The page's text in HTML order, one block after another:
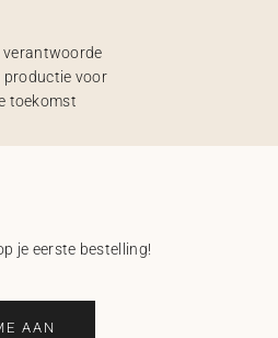
verantwoorde
productie voor
toekomst
je eerste bestelling!
AAN